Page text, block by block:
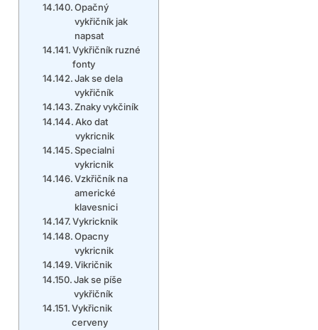
Opačný
vykřičník jak
napsat
Vykřičník ruzné
fonty
Jak se dela
vykřičník
Znaky vykčiník
Ako dat
vykricnik
Specialni
vykricnik
Vzkřičník na
americké
klavesnici
Vykricknik
Opacny
vykricnik
Vikričnik
Jak se píše
vykřičník
Vykřicnik
cerveny